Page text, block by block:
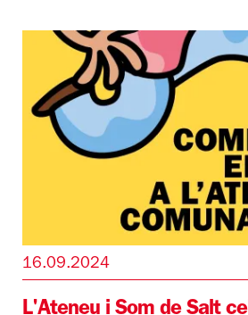
16.09.2024
L'Ateneu i Som de Salt